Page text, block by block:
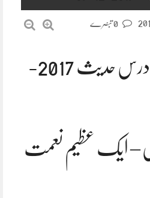
مولانا ابوبکر حنیف | درس حدیث 2017-
– ایک عظیم نعمت